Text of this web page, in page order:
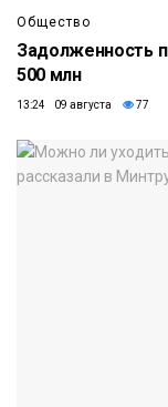
Общество
Задолженность
500 млн
13:24 09 августа 77